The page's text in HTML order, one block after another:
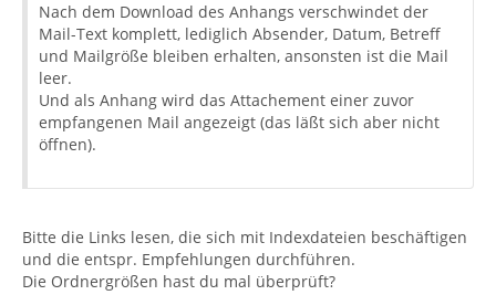
Nach dem Download des Anhangs verschwindet der
Mail-Text komplett, lediglich Absender, Datum, Betreff
und Mailgröße bleiben erhalten, ansonsten ist die Mail
leer.
Und als Anhang wird das Attachement einer zuvor
empfangenen Mail angezeigt (das läßt sich aber nicht
öffnen).
Bitte die Links lesen, die sich mit Indexdateien beschäftigen
und die entspr. Empfehlungen durchführen.
Die Ordnergrößen hast du mal überprüft?